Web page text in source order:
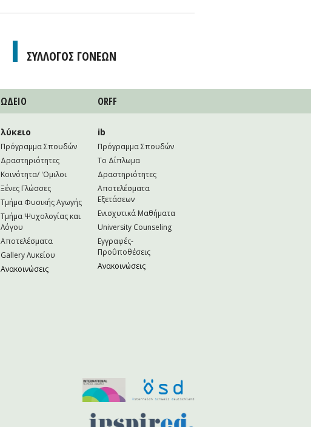
ΣΥΛΛΟΓΟΣ ΓΟΝΕΩΝ
ΩΔΕΙΟ ORFF
λύκειο
Πρόγραμμα Σπουδών
Δραστηριότητες
Κοινότητα/ 'Ομιλοι
Ξένες Γλώσσες
Τμήμα Φυσικής Αγωγής
Τμήμα Ψυχολογίας και
Λόγου
Αποτελέσματα
Gallery Λυκείου
Ανακοινώσεις
ib
Πρόγραμμα Σπουδών
Το Δίπλωμα
Δραστηριότητες
Αποτελέσματα
Εξετάσεων
Ενισχυτικά Μαθήματα
University Counseling
Εγγραφές-
Προΰποθέσεις
Ανακοινώσεις